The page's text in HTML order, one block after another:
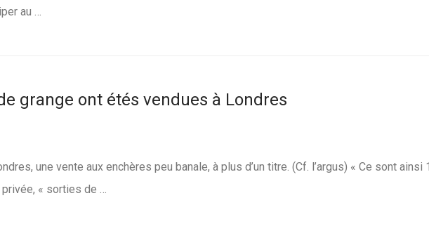
au …
grange ont étés vendues à Londres
une vente aux enchères peu banale, à plus d’un titre. (Cf. l’argus) « Ce sont ainsi
« sorties de …